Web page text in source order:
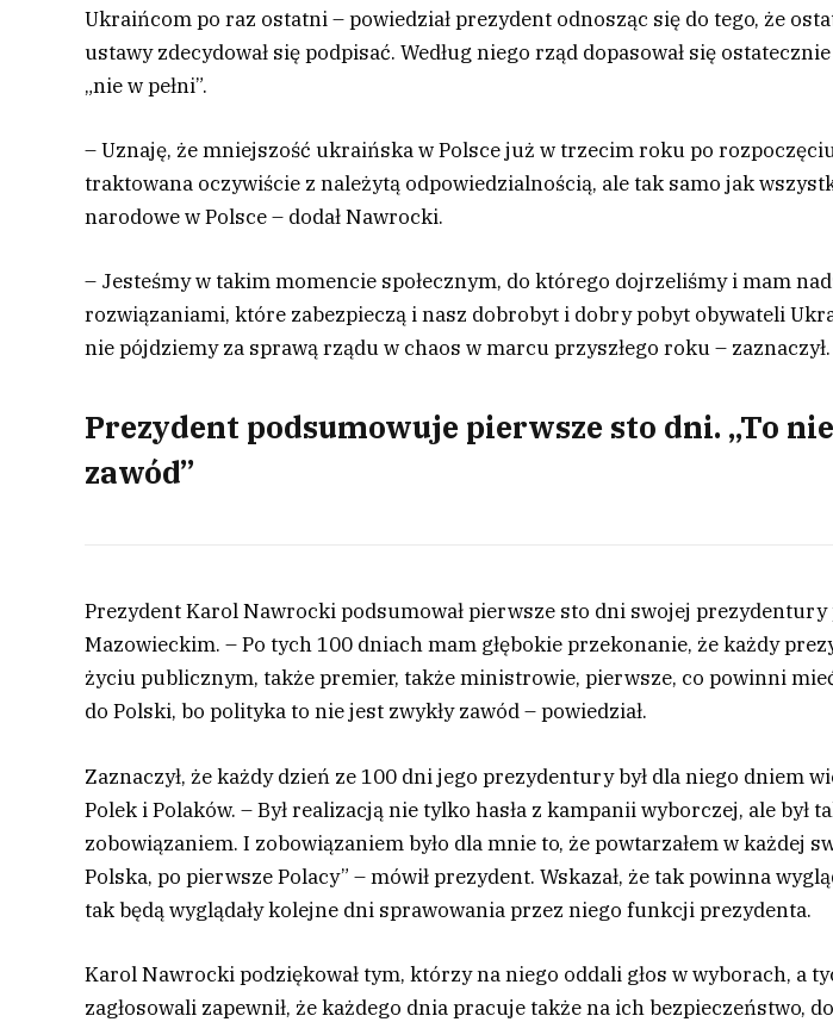
Ukraińcom po raz ostatni – powiedział prezydent odnosząc się do tego, że
ustawy zdecydował się podpisać. Według niego rząd dopasował się
„nie w pełni”.
– Uznaję, że mniejszość ukraińska w Polsce już w trzecim roku po
traktowana oczywiście z należytą odpowiedzialnością, ale tak samo jak
narodowe w Polsce – dodał Nawrocki.
– Jesteśmy w takim momencie społecznym, do którego dojrzeliśmy i mam
rozwiązaniami, które zabezpieczą i nasz dobrobyt i dobry pobyt obywateli
nie pójdziemy za sprawą rządu w chaos w marcu przyszłego roku – zaznaczył.
Prezydent podsumowuje pierwsze sto dni. „To
zawód”
Prezydent Karol Nawrocki podsumował pierwsze sto dni swojej
Mazowieckim. – Po tych 100 dniach mam głębokie przekonanie, że każdy
życiu publicznym, także premier, także ministrowie, pierwsze, co powinni
do Polski, bo polityka to nie jest zwykły zawód – powiedział.
Zaznaczył, że każdy dzień ze 100 dni jego prezydentury był dla niego dniem
Polek i Polaków. – Był realizacją nie tylko hasła z kampanii wyborczej, ale był
zobowiązaniem. I zobowiązaniem było dla mnie to, że powtarzałem w każdej
Polska, po pierwsze Polacy” – mówił prezydent. Wskazał, że tak powinna
tak będą wyglądały kolejne dni sprawowania przez niego funkcji prezydenta.
Karol Nawrocki podziękował tym, którzy na niego oddali głos w wyborach, a
zagłosowali zapewnił, że każdego dnia pracuje także na ich bezpieczeństwo,